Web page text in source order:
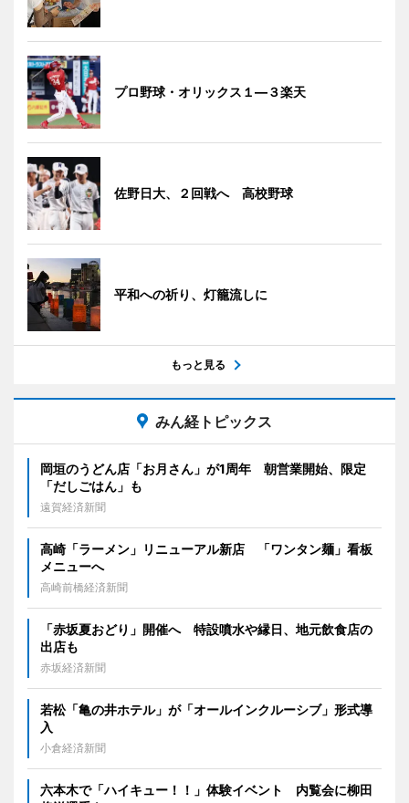
プロ野球・オリックス１―３楽天
佐野日大、２回戦へ 高校野球
平和への祈り、灯籠流しに
もっと見る
みん経トピックス
岡垣のうどん店「お月さん」が1周年 朝営業開始、限定
「だしごはん」も
遠賀経済新聞
高崎「ラーメン」リニューアル新店 「ワンタン麺」看板
メニューへ
高崎前橋経済新聞
「赤坂夏おどり」開催へ 特設噴水や縁日、地元飲食店の
出店も
赤坂経済新聞
若松「亀の井ホテル」が「オールインクルーシブ」形式導
入
小倉経済新聞
六本木で「ハイキュー！！」体験イベント 内覧会に柳田